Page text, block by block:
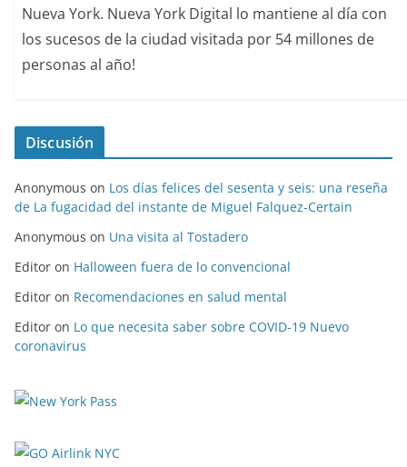
Nueva York. Nueva York Digital lo mantiene al día con
los sucesos de la ciudad visitada por 54 millones de
personas al año!
Discusión
Anonymous on Los días felices del sesenta y seis: una reseña
de La fugacidad del instante de Miguel Falquez-Certain
Anonymous on Una visita al Tostadero
Editor on Halloween fuera de lo convencional
Editor on Recomendaciones en salud mental
Editor on Lo que necesita saber sobre COVID-19 Nuevo
coronavirus